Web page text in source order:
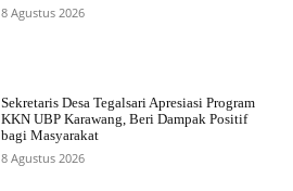
8 Agustus 2026
Sekretaris Desa Tegalsari Apresiasi Program
KKN UBP Karawang, Beri Dampak Positif
bagi Masyarakat
8 Agustus 2026